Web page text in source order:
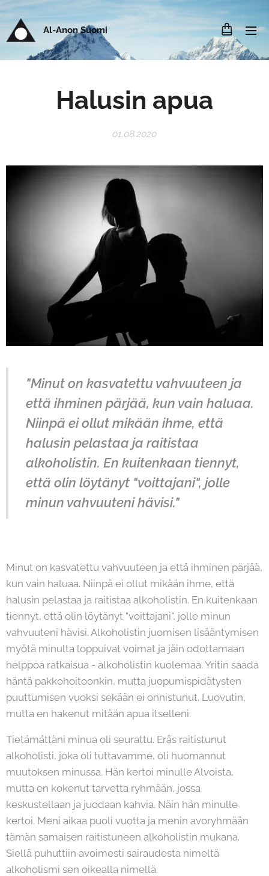
Al-Anon Suomi
Halusin apua
01.08.2020
"Minut on kasvatettu vahvuuteen ja
että ihminen pärjää, kun vain haluaa.
Niinpä ei ollut mikään ihme, että
halusin pelastaa ja raitistaa
alkoholistin. En kuitenkaan tiennyt,
että olin löytänyt "voittajani", jolle
minun vahvuuteni hävisi."
Minut on kasvatettu vahvuuteen ja että ihminen pärjää,
kun vain haluaa. Niinpä ei ollut mikään ihme, että
halusin pelastaa ja raitistaa alkoholistin. En kuitenkaan
tiennyt, että olin löytänyt "voittajani", jolle minun
vahvuuteni hävisi. Alkoholistin juomisen lisääntymisen
myötä minulta loppuivat voimat ja jäin odottamaan
helppoa ratkaisua - alkoholistin kuolemaa. Yritin saada
häntä pakkohoitoonkin, mutta juopumispidätysten
puuttumisen vuoksi sekään ei onnistunut. Luovutin,
mutta en hakenut mitään apua itselleni.
Tietämättäni minua oli seurattu. Eräs raitistunut
alkoholisti, joka oli tuttavamme, oli huomannut
muutoksen minussa. Hän kertoi minulle Alvoista,
mutta en kokenut tarvetta ryhmään, jossa
keskustellaan ja juodaan kahvia. Näin hän minulle
kertoi. Meni aikaa puoli vuotta ja menin avoryhmään
tämän samaisen raitistuneen alkoholistin mukana.
Siellä puhuttiin avoimesti sairaudesta nimeltä
alkoholismi sen oikealla nimellä.